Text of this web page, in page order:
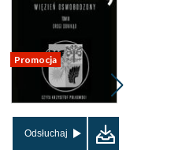
Promocja
Odsłuchaj